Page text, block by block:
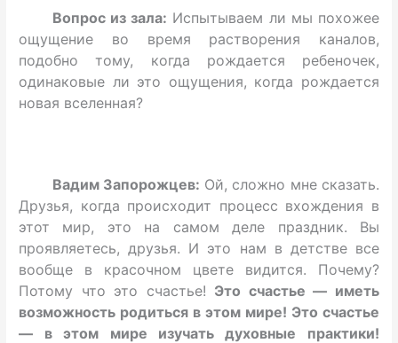
Вопрос из зала: Испытываем ли мы похожее
ощущение во время растворения каналов,
подобно тому, когда рождается ребеночек,
одинаковые ли это ощущения, когда рождается
новая вселенная?
Вадим Запорожцев: Ой, сложно мне сказать.
Друзья, когда происходит процесс вхождения в
этот мир, это на самом деле праздник. Вы
проявляетесь, друзья. И это нам в детстве все
вообще в красочном цвете видится. Почему?
Потому что это счастье! Это счастье — иметь
возможность родиться в этом мире! Это счастье
— в этом мире изучать духовные практики!